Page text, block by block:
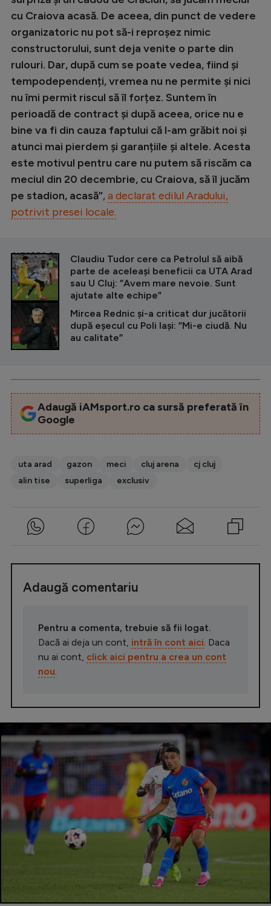
cu Craiova acasă. De aceea, din punct de vedere
organizatoric nu pot să-i reproșez nimic
constructorului, sunt deja venite o parte din
rulouri. Dar, după cum se poate vedea, fiind și
tempodependenți, vremea nu ne permite și nici
nu îmi permit riscul să îl forțez. Suntem în
perioadă de contract și după aceea, orice nu e
bine va fi din cauza faptului că l-am grăbit noi și
atunci mai pierdem și garanțiile și altele. Acesta
este motivul pentru care nu putem să riscăm ca
meciul din 20 decembrie, cu Craiova, să îl jucăm
pe stadion, acasă”, a declarat edilul Aradului,
potrivit presei locale.
CITEȘTE ȘI
Claudiu Tudor cere ca Petrolul să aibă
parte de aceleași beneficii ca UTA Arad
sau U Cluj: ”Avem mare nevoie. Sunt
ajutate alte echipe”
Mircea Rednic și-a criticat dur jucătorii
după eșecul cu Poli Iași: ”Mi-e ciudă. Nu
au calitate”
Adaugă iAMsport.ro ca sursă preferată în
Google
uta arad gazon meci cluj arena
cj cluj
alin tise
superliga exclusiv
Adaugă comentariu
Pentru a comenta, trebuie să fii logat.
Dacă ai deja un cont, intră în cont aici. Daca
nu ai cont, click aici pentru a crea un cont
nou.